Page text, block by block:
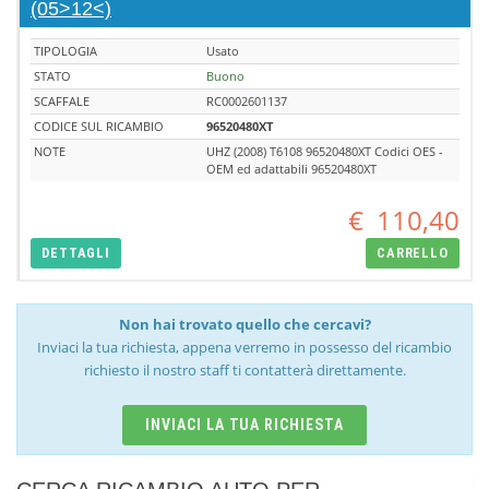
(05>12<)
TIPOLOGIA
Usato
STATO
Buono
SCAFFALE
RC0002601137
CODICE SUL RICAMBIO
96520480XT
NOTE
UHZ (2008) T6108 96520480XT Codici OES -
OEM ed adattabili 96520480XT
€ 110,40
DETTAGLI CARRELLO
Non hai trovato quello che cercavi?
Inviaci la tua richiesta, appena verremo in possesso del ricambio
richiesto il nostro staff ti contatterà direttamente.
INVIACI LA TUA RICHIESTA